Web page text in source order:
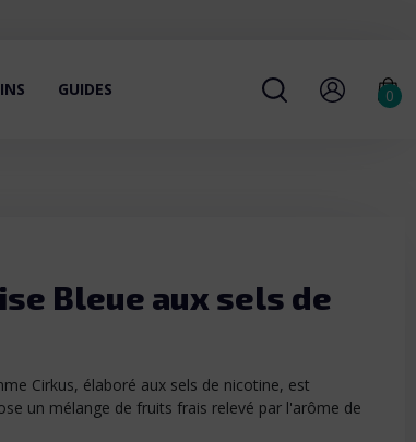
GUIDES 0
Bleue aux sels de
Cirkus, élaboré aux sels de nicotine, est
un mélange de fruits frais relevé par l'arôme de